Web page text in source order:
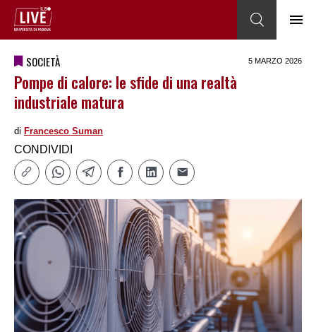
SOCIETÀ 5 MARZO 2026
Pompe di calore: le sfide di una realtà
industriale matura
di Francesco Suman
CONDIVIDI